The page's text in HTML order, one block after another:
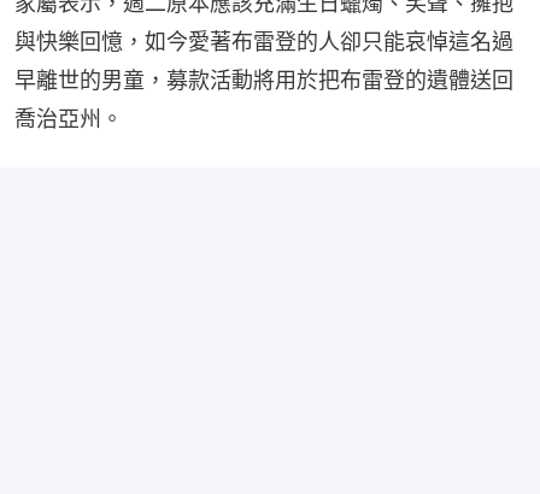
與快樂回憶，如今愛著布雷登的人卻只能哀悼這名過
早離世的男童，募款活動將用於把布雷登的遺體送回
喬治亞州。